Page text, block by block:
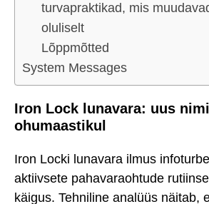
turvapraktikad, mis
oluliselt
Lõppmõtted
System Messages
Iron Lock lunavara: uus
ohumaastikul
Iron Locki lunavara ilmus
aktiivsete pahavaraohtude
käigus. Tehniline analüüs näitab,